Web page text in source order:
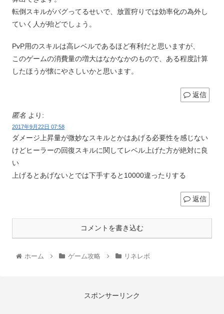
転倒スキルがバグってるせいで、放置狩りでは効率化の為外し
ていく人が殆どでしょう。
PvP用のスキルは高レベルであるほど有利だと思いますが、
このゲームの消費量の増大はなかなかのもので、ある程度計算
したほうが懐にやさしいかと思います。
返信
匿名 より:
2017年9月22日 07:58
ダメージ上昇量が微妙なスキルとかはあげる必要性を感じない
けどヒーラーの回復スキルに関してレベル上げた方が絶対に良
い
上げるとあげないとでは下手すると10000違ったりする
返信
コメントを書き込む
ホーム ゲーム攻略 リネレボ
スポンサーリンク